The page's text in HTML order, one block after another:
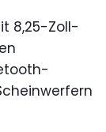
8,25-Zoll-